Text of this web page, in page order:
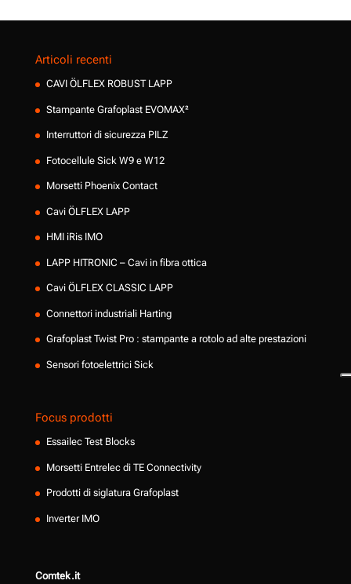
Articoli recenti
CAVI ÖLFLEX ROBUST LAPP
Stampante Grafoplast EVOMAX²
Interruttori di sicurezza PILZ
Fotocellule Sick W9 e W12
Morsetti Phoenix Contact
Cavi ÖLFLEX LAPP
HMI iRis IMO
LAPP HITRONIC – Cavi in fibra ottica
Cavi ÖLFLEX CLASSIC LAPP
Connettori industriali Harting
Grafoplast Twist Pro : stampante a rotolo ad alte prestazioni
Sensori fotoelettrici Sick
Focus prodotti
Essailec Test Blocks
Morsetti Entrelec di TE Connectivity
Prodotti di siglatura Grafoplast
Inverter IMO
Comtek.it